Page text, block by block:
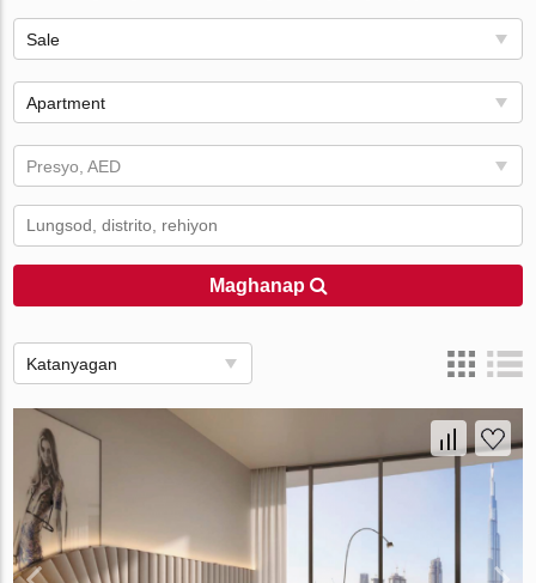
Sale
Apartment
Presyo, AED
Maghanap
Katanyagan